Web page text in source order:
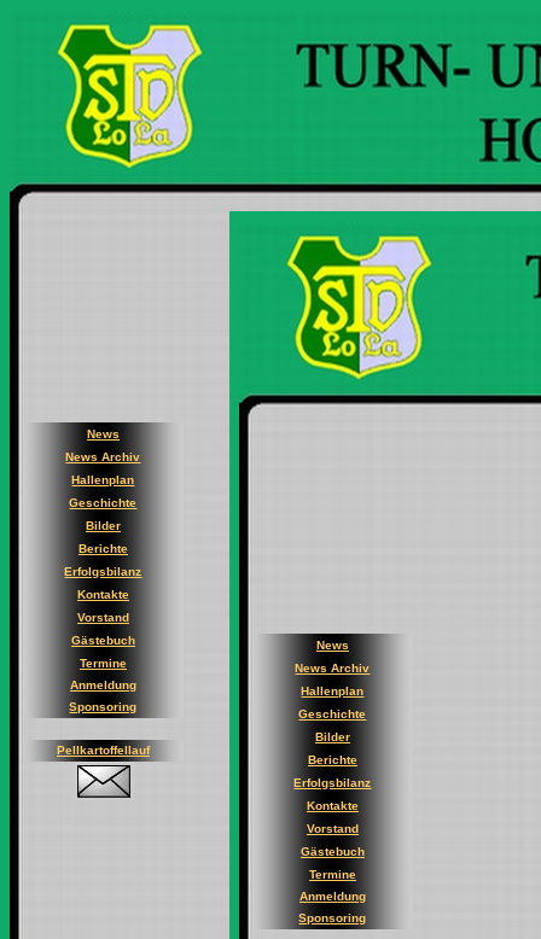
News
News Archiv
Hallenplan
Geschichte
Bilder
Berichte
Erfolgsbilanz
Kontakte
Vorstand
Gästebuch
Termine
Anmeldung
Sponsoring
Pellkartoffellauf